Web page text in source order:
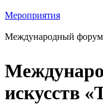
Вы здесь
Мероприятия
Международный
искусств